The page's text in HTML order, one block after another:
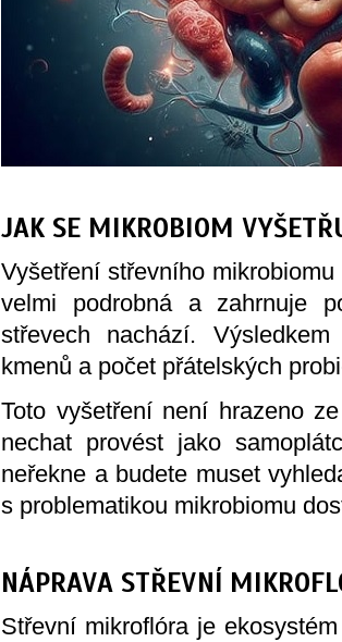
JAK SE MIKROBIOM
Vyšetření střevního
velmi podrobná a zahrnuje
střevech nachází.
kmenů a počet přátelských
Toto vyšetření není hrazeno
nechat provést jako
neřekne a budete muset
s problematikou mikrobiomu
NÁPRAVA STŘEVNÍ
Střevní mikroflóra je